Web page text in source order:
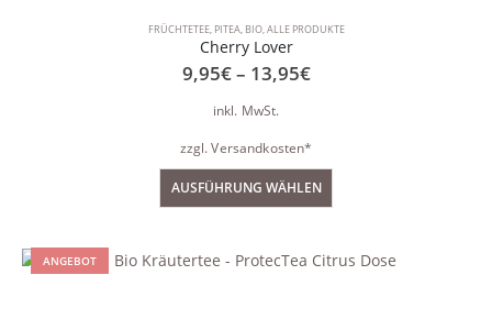
FRÜCHTETEE, PITEA, BIO,ALLE PRODUKTE
Cherry Lover
9,95€– 13,95€
inkl. MwSt.
zzgl.Versandkosten*
AUSFÜHRUNG WÄHLEN
ANGEBOT